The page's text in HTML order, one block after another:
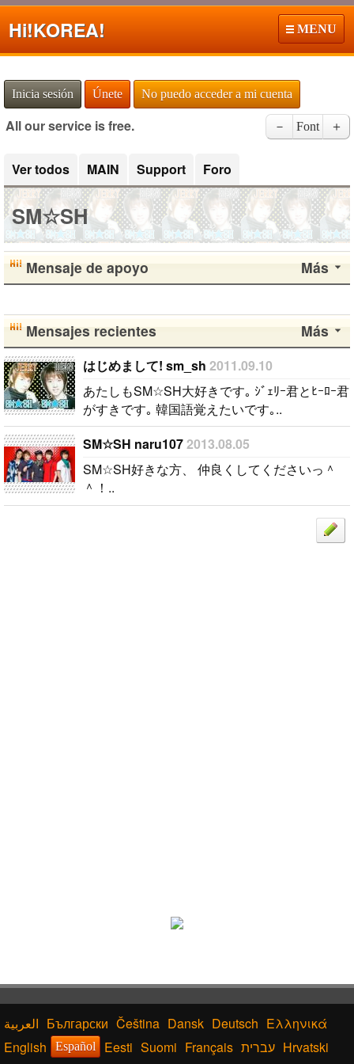
Hi!KOREA! MENU
Inicia sesión Únete No puedo acceder a mi cuenta
All our service is free. － Font ＋
Ver todos MAIN Support Foro
SM☆SH
Más
Mensaje de apoyo
Más
Mensajes recientes
はじめまして! sm_sh 2011.09.10
あたしもSM☆SH大好きです｡ ｼﾞｪﾘｰ君とﾋｰﾛｰ君
がすきです｡ 韓国語覚えたいです｡..
SM☆SH naru1072013.08.05
SM☆SH好きな方、 仲良くしてくださいっ＾
＾！..
Български Čeština Dansk Deutsch Ελληνικά
English
Español Eesti Suomi Français עברית Hrvatski